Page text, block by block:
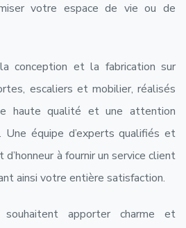
votre espace de vie ou de
conception et la fabrication sur
escaliers et mobilier, réalisés
haute qualité et une attention
Une équipe d’experts qualifiés et
à fournir un service client
ainsi votre entière satisfaction.
apporter charme et